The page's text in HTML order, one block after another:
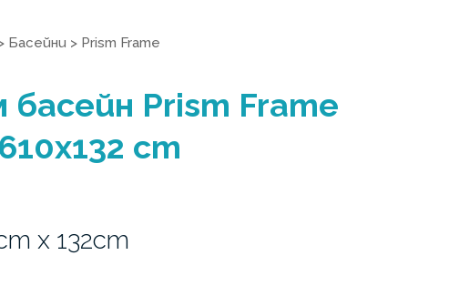
Басейни > Prism Frame
басейн Prism Frame
cm
x 132cm